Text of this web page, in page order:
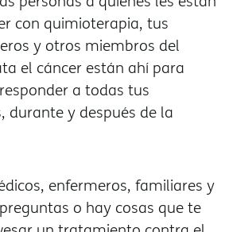
con quimioterapia, tus
y otros miembros del
el cáncer están ahí para
a todas tus
durante y después de la
enfermeros, familiares y
o hay cosas que te